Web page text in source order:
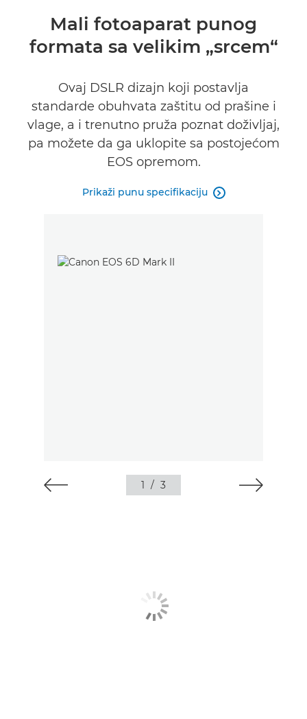
Mali fotoaparat punog
formata sa velikim „srcem“
Ovaj DSLR dizajn koji postavlja
standarde obuhvata zaštitu od prašine i
vlage, a i trenutno pruža poznat doživljaj,
pa možete da ga uklopite sa postojećom
EOS opremom.
Prikaži punu specifikaciju 
1 / 3